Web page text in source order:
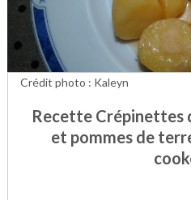
Recette Crépinettes
et pommes de
Crédit photo : Kaleyn